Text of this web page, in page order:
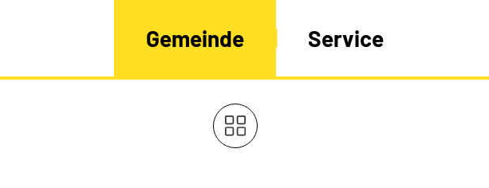
Gemeinde Service